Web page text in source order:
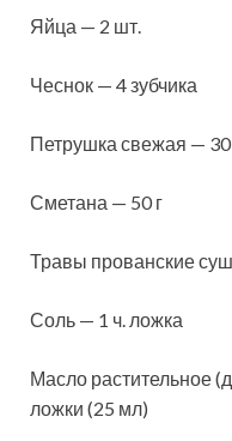
Яйца — 2 шт.
Чеснок — 4 зубчика
Петрушка свежая — 30
Сметана — 50 г
Травы прованские
Соль — 1 ч. ложка
Масло растительное
ложки (25 мл)